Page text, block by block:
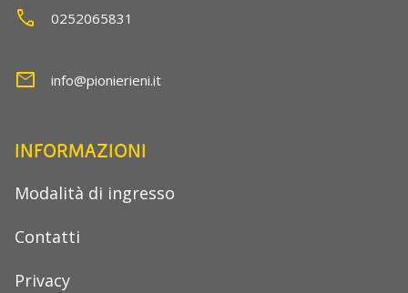
call 0252065831
mail info@pionierieni.it
INFORMAZIONI
Modalità di ingresso
Contatti
Privacy